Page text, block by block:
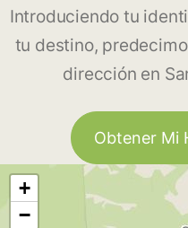
Introduciendo tu
tu destino,
dirección en
Obtener Mi
+
−